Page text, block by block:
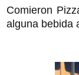
Comieron
alguna bebida